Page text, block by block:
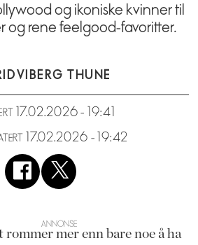
og ikoniske kvinner til
og rene feelgood-favoritter.
VIBERG THUNE
17.02.2026 - 19:41
17.02.2026 - 19:42
mer enn bare noe å ha